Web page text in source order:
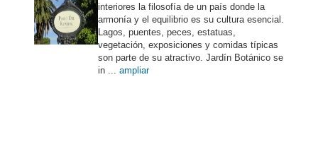
interiores la filosofía de un país donde la
armonía y el equilibrio es su cultura esencial.
Lagos, puentes, peces, estatuas,
vegetación, exposiciones y comidas típicas
son parte de su atractivo. Jardín Botánico se
in ... ampliar